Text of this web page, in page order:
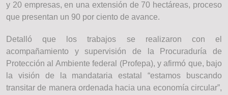
y 20 empresas, en una extensión de 70 hectáreas, proceso
que presentan un 90 por ciento de avance.
Detalló que los trabajos se realizaron con el
acompañamiento y supervisión de la Procuraduría de
Protección al Ambiente federal (Profepa), y afirmó que, bajo
la visión de la mandataria estatal “estamos buscando
transitar de manera ordenada hacia una economía circular”,